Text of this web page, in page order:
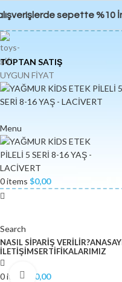
sepette %10
TOPTAN SATIŞ
UYGUN FİYAT
Menu
0items $0,00
Search
NASIL SIPARIŞ VERILIR?
İLETIŞIMSERTIFIKALARIMIZ
0items 0,00
Click to enlarge